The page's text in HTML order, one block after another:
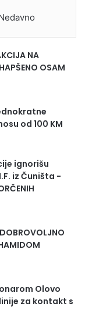
NA
OSAM
od 100 KM
ignorišu
iz Čuništa -
Olovo
za kontakt s